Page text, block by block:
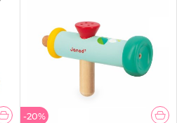
-20%